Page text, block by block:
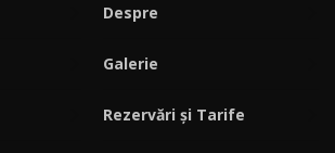
Despre
Galerie
Rezervări și Tarife